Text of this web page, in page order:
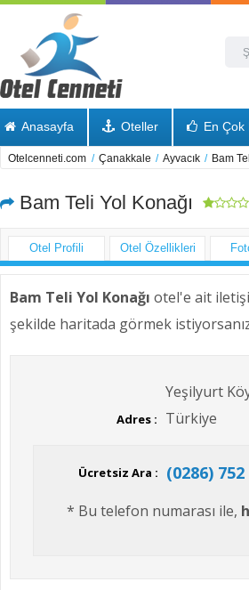
Anasayfa Oteller En Çok
Otelcenneti.com / Çanakkale / Ayvacık / Bam
Bam Teli Yol Konağı
Otel Profili Otel Özellikleri
Bam Teli Yol Konağı otel'e ait
şekilde haritada görmek
Adres :
Yeşilyurt
Türkiye
Ücretsiz Ara : (0286) 752
* Bu telefon numarası ile,